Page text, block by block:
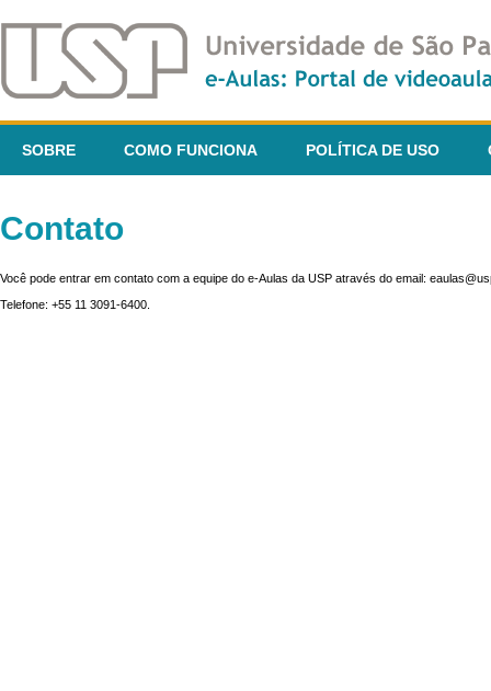
SOBRE COMO FUNCIONA POLÍTICA DE USO
Contato
Você pode entrar em contato com a equipe do e-Aulas da USP através do email:
Telefone: +55 11 3091-6400.